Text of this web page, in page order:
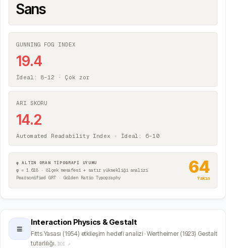
Sans
GUNNING FOG INDEX
19.4
İdeal: 8–12 · Çok zor
ARI SKORU
14.2
Automated Readability Index · İdeal: 6–10
φ ALTIN ORAN TİPOGRAFİ UYUMU
φ = 1.618 · ölçek mesafesi + satır yüksekliği analizi
Pearsonified GRT · Golden Ratio Typography
64
Yakın
≡
Interaction Physics & Gestalt
Fitts Yasası (1954) etkileşim hedefi analizi · Wertheimer (1923) Gestalt
tutarlılığı. DOI ↗